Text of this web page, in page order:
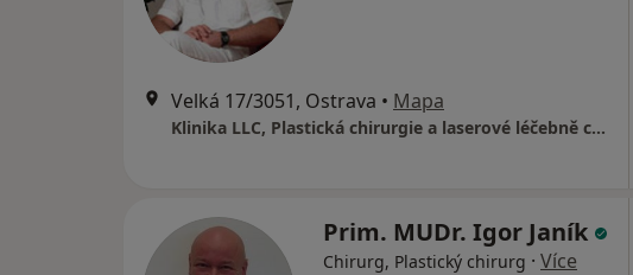
Velká 17/3051, Ostrava • Mapa
Klinika LLC, Plastická chirurgie a laserové léčebně centrum
Prim. MUDr. Igor Janík
Chirurg, Plastický chirurg · Více